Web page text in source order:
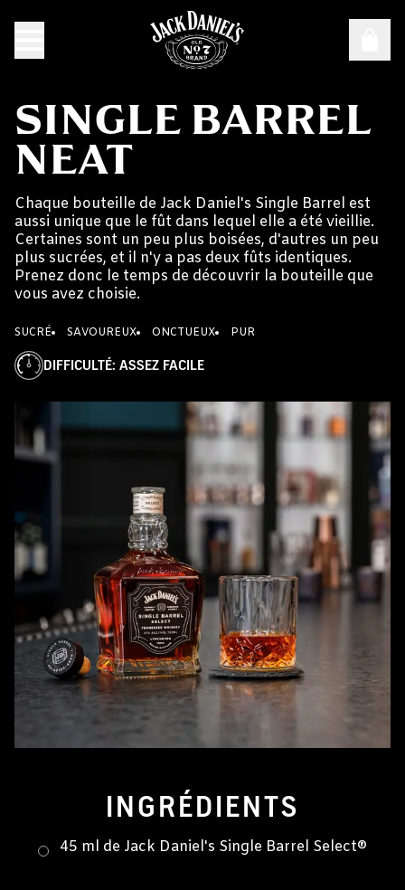
SINGLE BARREL
NEAT
Chaque bouteille de Jack Daniel's Single Barrel est
aussi unique que le fût dans lequel elle a été vieillie.
Certaines sont un peu plus boisées, d'autres un peu
plus sucrées, et il n'y a pas deux fûts identiques.
Prenez donc le temps de découvrir la bouteille que
vous avez choisie.
SUCRÉ SAVOUREUX ONCTUEUX PUR
DIFFICULTÉ: ASSEZ FACILE
INGRÉDIENTS
45 ml de Jack Daniel's Single Barrel Select®